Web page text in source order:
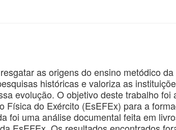
as origens do ensino metódico
históricas e valoriza as
evolução. O objetivo deste trabalho foi
Física do Exército (EsEFEx) para a
foi uma análise documental feita em